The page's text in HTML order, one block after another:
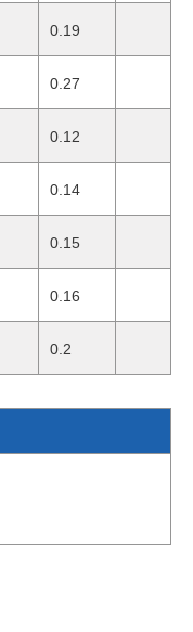
0.19
0.27
0.12
0.14
0.15
0.16
0.2